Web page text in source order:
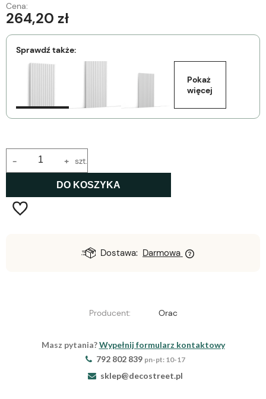
Cena:
264,20 zł
Sprawdź także:
Pokaż
więcej
+
- szt.
DO KOSZYKA
Dostawa: Darmowa
Producent: Orac
Masz pytania?Wypełnij formularz kontaktowy
792 802 839 pn-pt: 10-17
sklep@decostreet.pl